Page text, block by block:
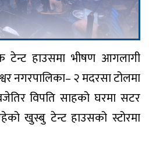
टेन्ट हाउसमा भीषण आगलागी
नगरपालिका– २ मदरसा टोलमा
विपति साहको घरमा सटर
खुस्बु टेन्ट हाउसको स्टोरमा